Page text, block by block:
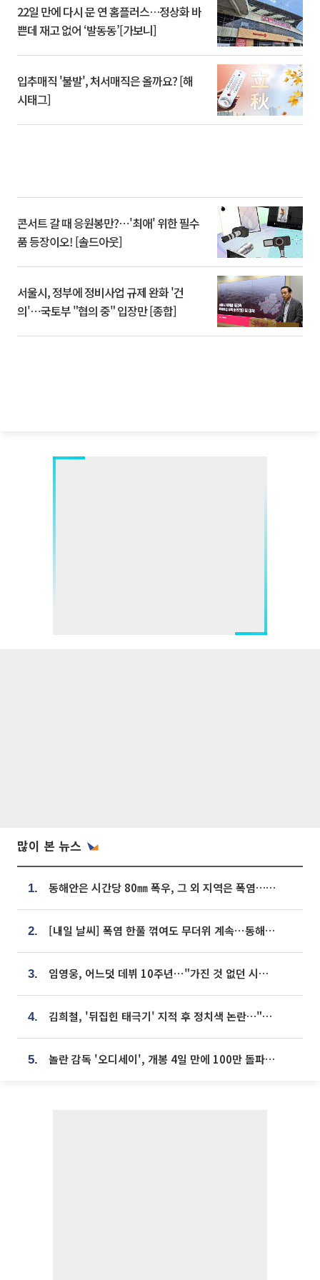
22일 만에 다시 문 연 홈플러스…정상화 바
쁜데 재고 없어 ‘발동동’[가보니]
입추매직 '불발', 처서매직은 올까요? [해
시태그]
콘서트 갈 때 응원봉만?⋯'최애' 위한 필수
품 등장이오! [솔드아웃]
서울시, 정부에 정비사업 규제 완화 '건
의'⋯국토부 "협의 중" 입장만 [종합]
많이 본 뉴스
1. 동해안은 시간당 80㎜ 폭우, 그 외 지역은 폭염…‘극과 극 날씨’
2. [내일 날씨] 폭염 한풀 꺾여도 무더위 계속⋯동해안 이틀 연속 비
3. 임영웅, 어느덧 데뷔 10주년⋯"가진 것 없던 시절, 내 앞엔 20명의 팬뿐"
4. 김희철, '뒤집힌 태극기' 지적 후 정치색 논란…"좌우 떠나 우리나라 국기"
5. 놀란 감독 '오디세이', 개봉 4일 만에 100만 돌파⋯'왕사남' 보다 빠르다